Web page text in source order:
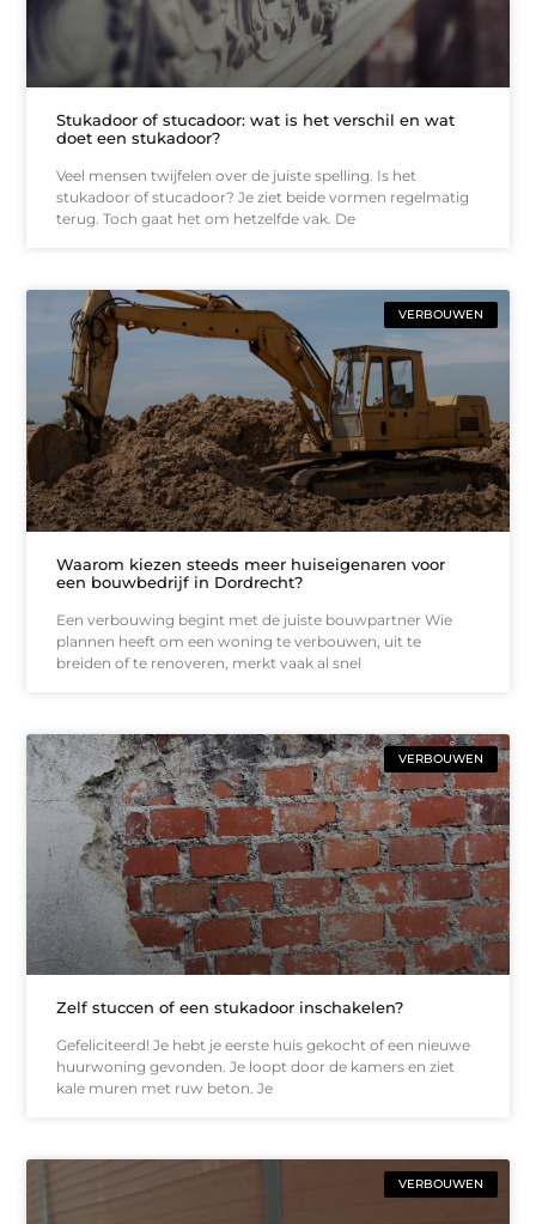
Stukadoor of stucadoor: wat is het verschil en wat
doet een stukadoor?
Veel mensen twijfelen over de juiste spelling. Is het
stukadoor of stucadoor? Je ziet beide vormen regelmatig
terug. Toch gaat het om hetzelfde vak. De
VERBOUWEN
Waarom kiezen steeds meer huiseigenaren voor
een bouwbedrijf in Dordrecht?
Een verbouwing begint met de juiste bouwpartner Wie
plannen heeft om een woning te verbouwen, uit te
breiden of te renoveren, merkt vaak al snel
VERBOUWEN
Zelf stuccen of een stukadoor inschakelen?
Gefeliciteerd! Je hebt je eerste huis gekocht of een nieuwe
huurwoning gevonden. Je loopt door de kamers en ziet
kale muren met ruw beton. Je
VERBOUWEN